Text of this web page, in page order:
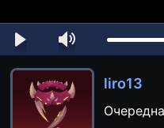
liro13